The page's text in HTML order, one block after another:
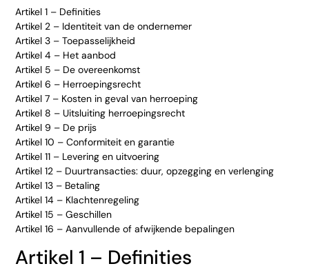
Artikel 1 – Definities
Artikel 2 – Identiteit van de ondernemer
Artikel 3 – Toepasselijkheid
Artikel 4 – Het aanbod
Artikel 5 – De overeenkomst
Artikel 6 – Herroepingsrecht
Artikel 7 – Kosten in geval van herroeping
Artikel 8 – Uitsluiting herroepingsrecht
Artikel 9 – De prijs
Artikel 10 – Conformiteit en garantie
Artikel 11 – Levering en uitvoering
Artikel 12 – Duurtransacties: duur, opzegging en verlenging
Artikel 13 – Betaling
Artikel 14 – Klachtenregeling
Artikel 15 – Geschillen
Artikel 16 – Aanvullende of afwijkende bepalingen
Artikel 1 – Definities